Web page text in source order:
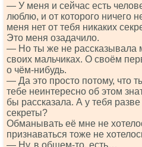
— У меня и сейчас есть
люблю, и от которого ничего
меня нет от тебя никаких
Это меня озадачило.
— Но ты же не рассказывала
своих мальчиках. О своём
о чём-нибудь.
— Да это просто потому, что
тебе неинтересно об этом
бы рассказала. А у тебя
секреты?
Обманывать её мне не
признаваться тоже не
— Ну, в общем-то, есть…